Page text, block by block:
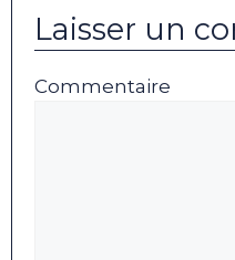
Laisser un
Commentaire